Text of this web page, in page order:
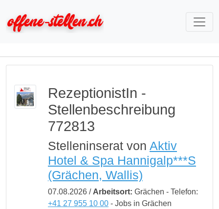
RezeptionistIn -
Stellenbeschreibung
772813
Stelleninserat von Aktiv
Hotel & Spa Hannigalp***S
(Grächen, Wallis)
07.08.2026 / Arbeitsort: Grächen - Telefon:
+41 27 955 10 00- Jobs in Grächen